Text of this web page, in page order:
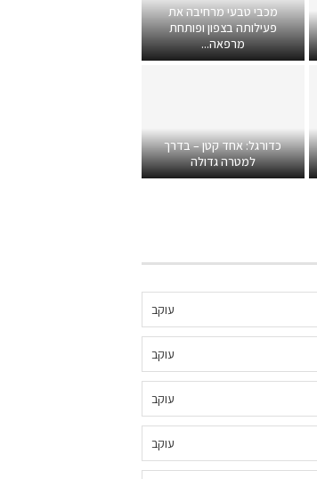
מכבי טבעי מרחיבה את
פעילותה בצפון ופותחת
מרפאה...
כדורגל: אחד קטן – בדרך
למטרה גדולה
עוקב
עוקב
עוקב
עוקב